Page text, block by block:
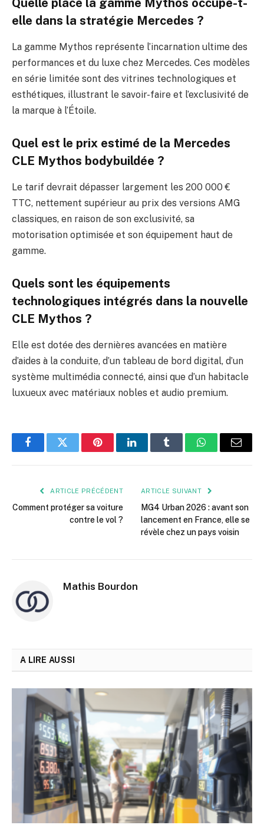
Quelle place la gamme Mythos occupe-t-
elle dans la stratégie Mercedes ?
La gamme Mythos représente l’incarnation ultime des
performances et du luxe chez Mercedes. Ces modèles
en série limitée sont des vitrines technologiques et
esthétiques, illustrant le savoir-faire et l’exclusivité de
la marque à l’Étoile.
Quel est le prix estimé de la Mercedes
CLE Mythos bodybuildée ?
Le tarif devrait dépasser largement les 200 000 €
TTC, nettement supérieur au prix des versions AMG
classiques, en raison de son exclusivité, sa
motorisation optimisée et son équipement haut de
gamme.
Quels sont les équipements
technologiques intégrés dans la nouvelle
CLE Mythos ?
Elle est dotée des dernières avancées en matière
d’aides à la conduite, d’un tableau de bord digital, d’un
système multimédia connecté, ainsi que d’un habitacle
luxueux avec matériaux nobles et audio premium.
FacebookTwitter PinterestLinkedInTumblr WhatsApp
E-
ARTICLE PRÉCÉDENT
Comment protéger sa voiture
contre le vol ?
ARTICLE SUIVANT
MG4 Urban 2026 : avant son
lancement en France, elle se
révèle chez un pays voisin
Mathis Bourdon
A LIRE AUSSI